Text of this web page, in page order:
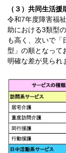
（３）共同生活
令和7年度障害福
助における3類型
も高く、次いで「
型」の順となって
明確な差が見られ